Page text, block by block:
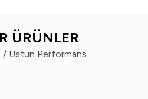
ÜRÜNLER
/ Üstün Performans